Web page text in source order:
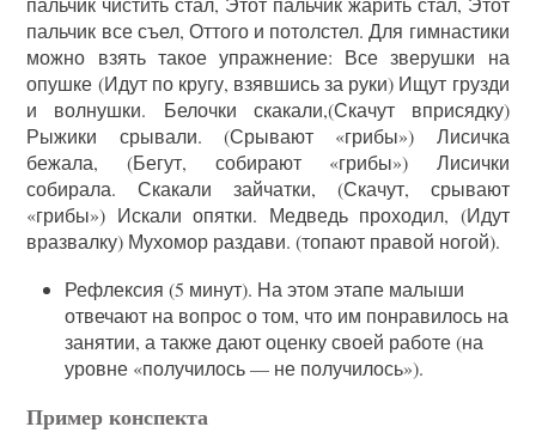
пальчик все съел, Оттого и потолстел. Для гимнастики
можно взять такое упражнение: Все зверушки на
опушке (Идут по кругу, взявшись за руки) Ищут грузди
и волнушки. Белочки скакали,(Скачут вприсядку)
Рыжики срывали. (Срывают «грибы») Лисичка
бежала, (Бегут, собирают «грибы») Лисички
собирала. Скакали зайчатки, (Скачут, срывают
«грибы») Искали опятки. Медведь проходил, (Идут
вразвалку) Мухомор раздави. (топают правой ногой).
Рефлексия (5 минут). На этом этапе малыши
отвечают на вопрос о том, что им понравилось на
занятии, а также дают оценку своей работе (на
уровне «получилось — не получилось»).
Пример конспекта